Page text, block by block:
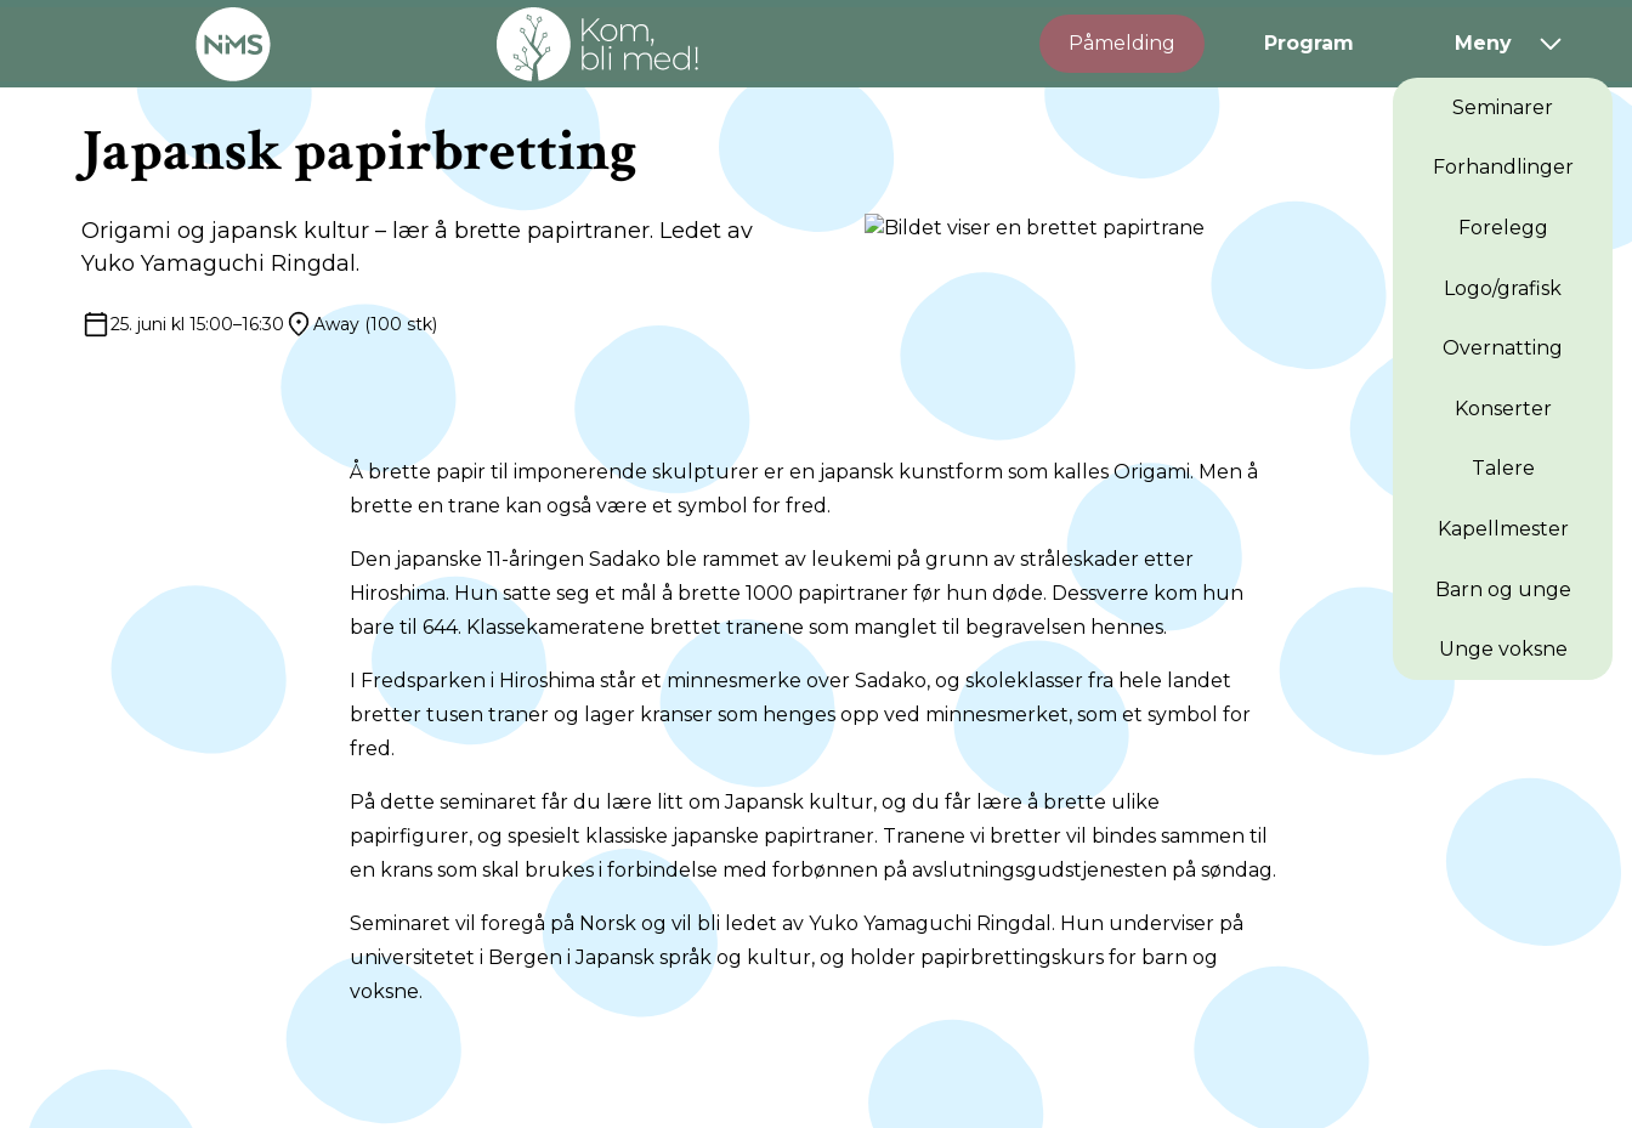
Påmelding Program Meny
Seminarer
Forhandlinger
Forelegg
Logo/grafisk
Overnatting
Konserter
Talere
Kapellmester
Barn og unge
Unge voksne
Japansk papirbretting
Origami og japansk kultur – lær å brette papirtraner. Ledet av
Yuko Yamaguchi Ringdal.
25. juni kl 15:00–16:30 Away (100 stk)
Å brette papir til imponerende skulpturer er en japansk kunstform som kalles Origami. Men å
brette en trane kan også være et symbol for fred.
Den japanske 11-åringen Sadako ble rammet av leukemi på grunn av stråleskader etter
Hiroshima. Hun satte seg et mål å brette 1000 papirtraner før hun døde. Dessverre kom hun
bare til 644. Klassekameratene brettet tranene som manglet til begravelsen hennes.
I Fredsparken i Hiroshima står et minnesmerke over Sadako, og skoleklasser fra hele landet
bretter tusen traner og lager kranser som henges opp ved minnesmerket, som et symbol for
fred.
På dette seminaret får du lære litt om Japansk kultur, og du får lære å brette ulike
papirfigurer, og spesielt klassiske japanske papirtraner. Tranene vi bretter vil bindes sammen til
en krans som skal brukes i forbindelse med forbønnen på avslutningsgudstjenesten på søndag.
Seminaret vil foregå på Norsk og vil bli ledet av Yuko Yamaguchi Ringdal. Hun underviser på
universitetet i Bergen i Japansk språk og kultur, og holder papirbrettingskurs for barn og
voksne.